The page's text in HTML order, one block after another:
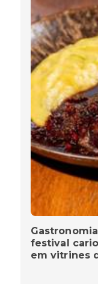
festival
em vitrines